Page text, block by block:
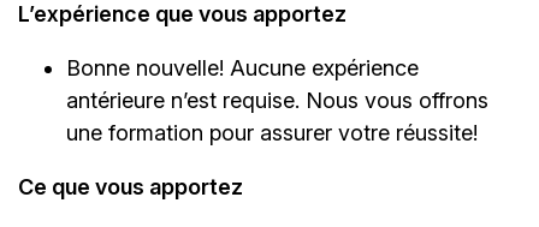
L’expérience que vous apportez
Bonne nouvelle! Aucune expérience
antérieure n’est requise. Nous vous offrons
une formation pour assurer votre réussite!
Ce que vous apportez